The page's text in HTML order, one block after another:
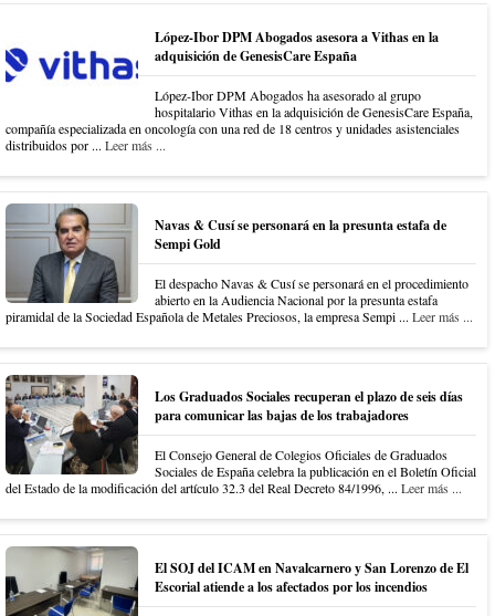
López-Ibor DPM Abogados asesora a Vithas en la
adquisición de GenesisCare España
López-Ibor DPM Abogados ha asesorado al grupo
hospitalario Vithas en la adquisición de GenesisCare España,
compañía especializada en oncología con una red de 18 centros y unidades asistenciales
distribuidos por ... Leer más ...
Navas & Cusí se personará en la presunta estafa de
Sempi Gold
El despacho Navas & Cusí se personará en el procedimiento
abierto en la Audiencia Nacional por la presunta estafa
piramidal de la Sociedad Española de Metales Preciosos, la empresa Sempi ... Leer más ...
Los Graduados Sociales recuperan el plazo de seis días
para comunicar las bajas de los trabajadores
El Consejo General de Colegios Oficiales de Graduados
Sociales de España celebra la publicación en el Boletín Oficial
del Estado de la modificación del artículo 32.3 del Real Decreto 84/1996, ... Leer más ...
El SOJ del ICAM en Navalcarnero y San Lorenzo de El
Escorial atiende a los afectados por los incendios